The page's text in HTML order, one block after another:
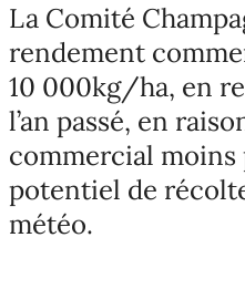
La Comité
rendement
10 000kg/ha, en
l’an passé, en
commercial moins
potentiel de
météo.